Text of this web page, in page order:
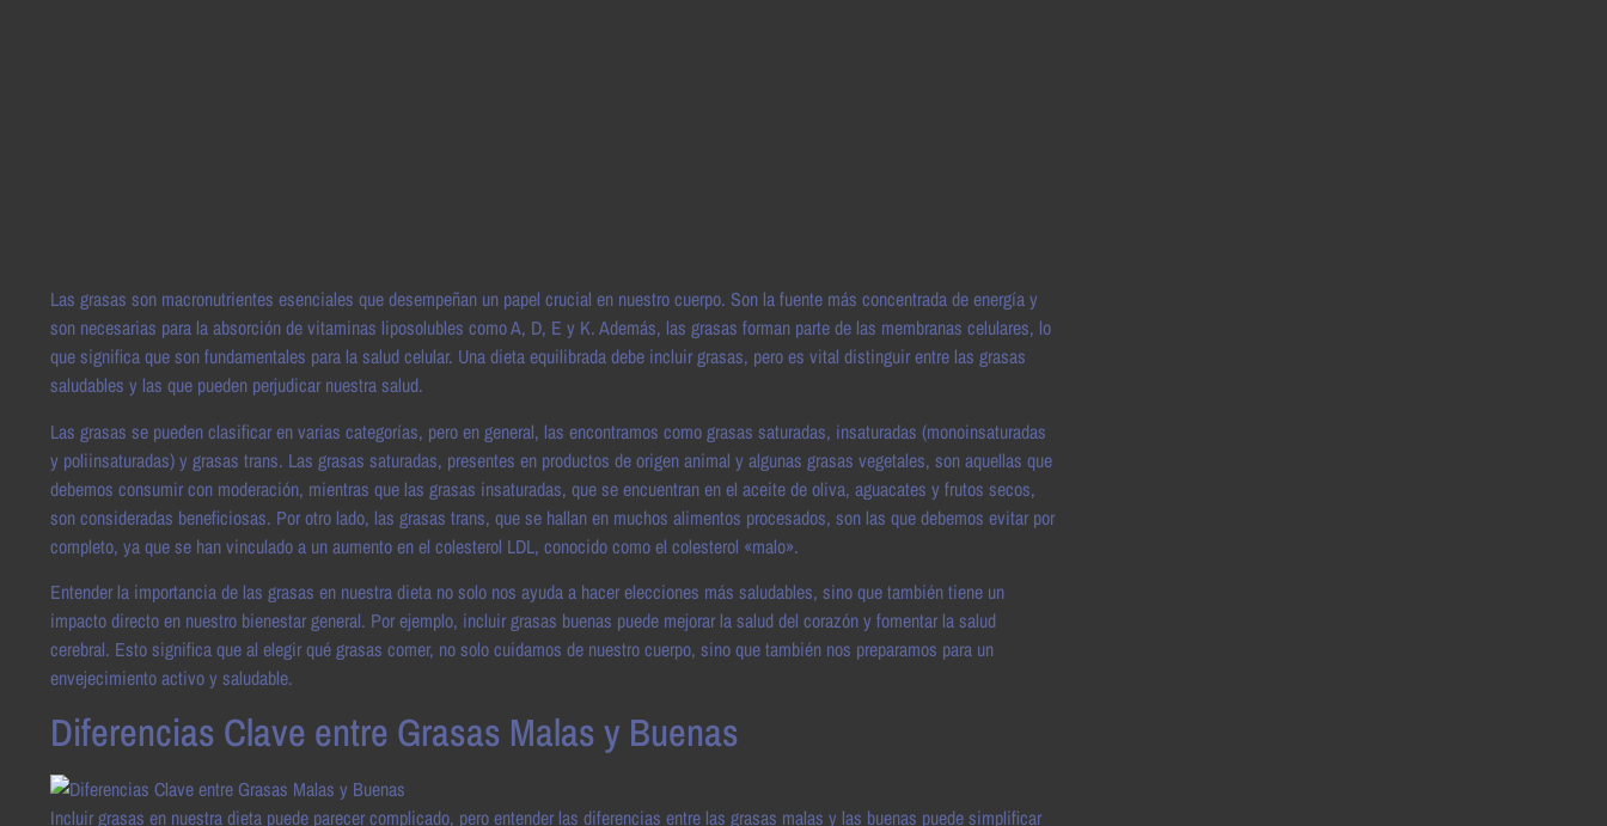
Las grasas son macronutrientes esenciales que desempeñan un papel crucial en nuestro cuerpo. Son la fuente más concentrada de energía y
son necesarias para la absorción de vitaminas liposolubles como A, D, E y K. Además, las grasas forman parte de las membranas celulares, lo
que significa que son fundamentales para la salud celular. Una dieta equilibrada debe incluir grasas, pero es vital distinguir entre las grasas
saludables y las que pueden perjudicar nuestra salud.
Las grasas se pueden clasificar en varias categorías, pero en general, las encontramos como grasas saturadas, insaturadas (monoinsaturadas
y poliinsaturadas) y grasas trans. Las grasas saturadas, presentes en productos de origen animal y algunas grasas vegetales, son aquellas que
debemos consumir con moderación, mientras que las grasas insaturadas, que se encuentran en el aceite de oliva, aguacates y frutos secos,
son consideradas beneficiosas. Por otro lado, las grasas trans, que se hallan en muchos alimentos procesados, son las que debemos evitar por
completo, ya que se han vinculado a un aumento en el colesterol LDL, conocido como el colesterol «malo».
Entender la importancia de las grasas en nuestra dieta no solo nos ayuda a hacer elecciones más saludables, sino que también tiene un
impacto directo en nuestro bienestar general. Por ejemplo, incluir grasas buenas puede mejorar la salud del corazón y fomentar la salud
cerebral. Esto significa que al elegir qué grasas comer, no solo cuidamos de nuestro cuerpo, sino que también nos preparamos para un
envejecimiento activo y saludable.
Diferencias Clave entre Grasas Malas y Buenas
Incluir grasas en nuestra dieta puede parecer complicado, pero entender las diferencias entre las grasas malas y las buenas puede simplificar